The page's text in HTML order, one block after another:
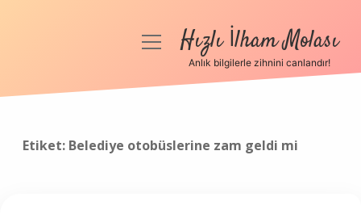
Anasayfa
menüyüHızlı İlham Molası
Anlık bilgilerle zihnini canlandır!
Etiket: Belediye otobüslerine zam geldi mi